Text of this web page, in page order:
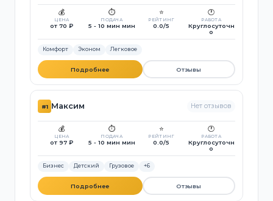
💰
ЦЕНА
от 70 ₽
⏱️
ПОДАЧА
5 - 10 мин мин
⭐
РЕЙТИНГ
0.0/5
🕐
РАБОТА
Круглосуточн
о
Комфорт Эконом Легковое
Подробнее Отзывы
#1 Максим Нет отзывов
💰
ЦЕНА
от 97 ₽
⏱️
ПОДАЧА
5 - 10 мин мин
⭐
РЕЙТИНГ
0.0/5
🕐
РАБОТА
Круглосуточн
о
Бизнес Детский Грузовое +6
Подробнее Отзывы